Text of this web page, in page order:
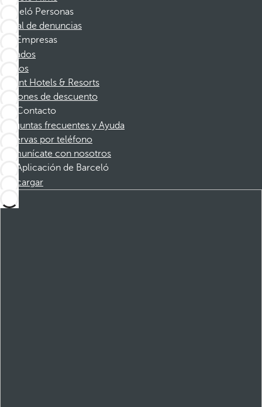
Barceló Personas
Canal de denuncias
Empresas
Afiliados
Socios
Dorint Hotels & Resorts
Cupones de descuento
Contacto
Preguntas frecuentes y Ayuda
Reservas por teléfono
Comunícate con nosotros
Aplicación de Barceló
Descargar